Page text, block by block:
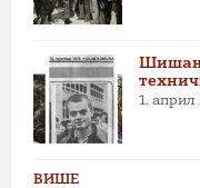
1. април
ВИШЕ